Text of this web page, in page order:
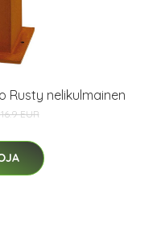
Rusty nelikulmainen
EUR